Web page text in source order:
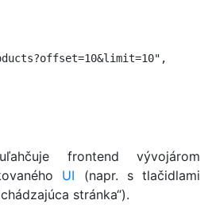
frontend vývojárom
UI (napr. s tlačidlami
stránka“).